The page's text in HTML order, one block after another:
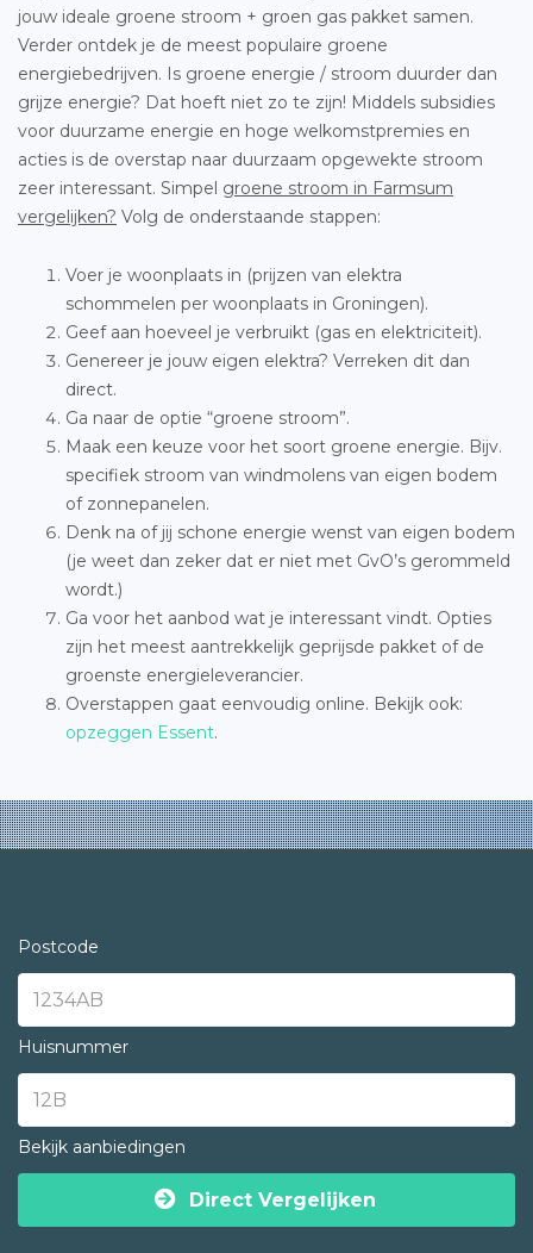
jouw ideale groene stroom + groen gas pakket samen.
Verder ontdek je de meest populaire groene
energiebedrijven. Is groene energie / stroom duurder dan
grijze energie? Dat hoeft niet zo te zijn! Middels subsidies
voor duurzame energie en hoge welkomstpremies en
acties is de overstap naar duurzaam opgewekte stroom
zeer interessant. Simpel groene stroom in Farmsum
vergelijken? Volg de onderstaande stappen:
Voer je woonplaats in (prijzen van elektra
schommelen per woonplaats in Groningen).
Geef aan hoeveel je verbruikt (gas en elektriciteit).
Genereer je jouw eigen elektra? Verreken dit dan
direct.
Ga naar de optie “groene stroom”.
Maak een keuze voor het soort groene energie. Bijv.
specifiek stroom van windmolens van eigen bodem
of zonnepanelen.
Denk na of jij schone energie wenst van eigen bodem
(je weet dan zeker dat er niet met GvO’s gerommeld
wordt.)
Ga voor het aanbod wat je interessant vindt. Opties
zijn het meest aantrekkelijk geprijsde pakket of de
groenste energieleverancier.
Overstappen gaat eenvoudig online. Bekijk ook:
opzeggen Essent.
Postcode
Huisnummer
Bekijk aanbiedingen
Direct Vergelijken